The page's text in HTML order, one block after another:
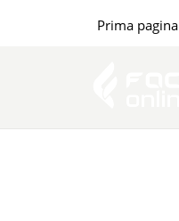
Prima pagina